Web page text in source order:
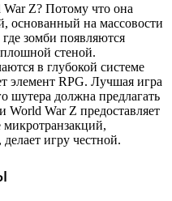
Z? Потому что она
основанный на массовости
зомби появляются
стеной.
в глубокой системе
элемент RPG. Лучшая игра
шутера должна предлагать
World War Z предоставляет
игру честной.